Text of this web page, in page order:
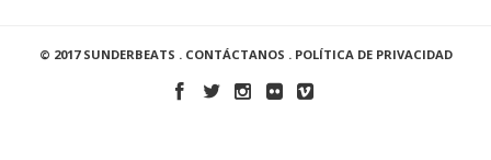
© 2017 SUNDERBEATS . CONTÁCTANOS . POLÍTICA DE PRIVACIDAD